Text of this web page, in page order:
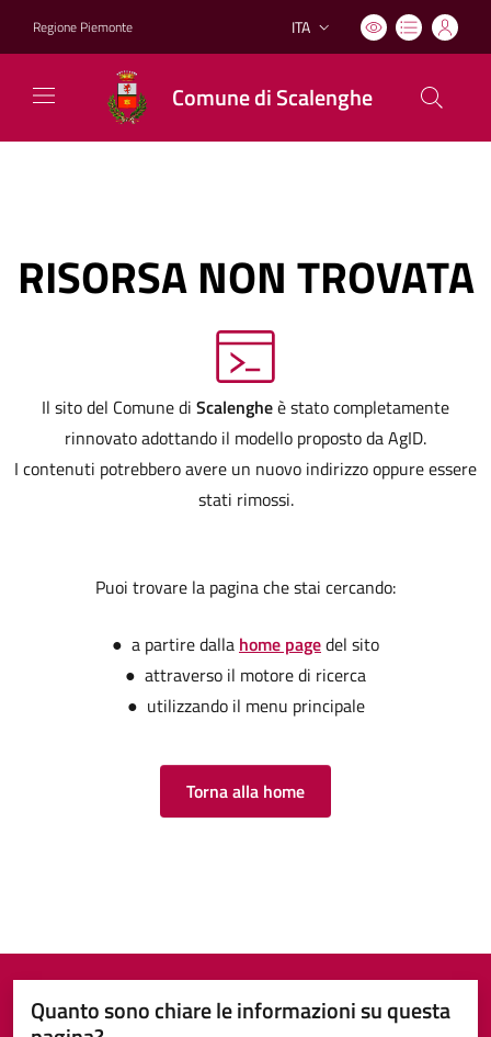
Regione Piemonte Lingua attiva:
ITA
Comune di Scalenghe
RISORSA NON TROVATA
Il sito del Comune di Scalengheè stato completamente
rinnovato adottando il modello proposto da AgID.
I contenuti potrebbero avere un nuovo indirizzo oppure essere
stati rimossi.
Puoi trovare la pagina che stai cercando:
● a partire dalla home pagedel sito
● attraverso il motore di ricerca
● utilizzando il menu principale
Torna alla home
Quanto sono chiare le informazioni su questa